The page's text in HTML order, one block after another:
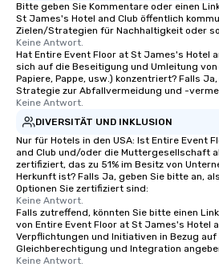
Bitte geben Sie Kommentare oder einen
St James's Hotel and Club öffentlich
Zielen/Strategien für Nachhaltigkeit oder
Keine Antwort.
Hat Entire Event Floor at St James's Hotel
sich auf die Beseitigung und Umleitung
Papiere, Pappe, usw.) konzentriert? Falls
Strategie zur Abfallvermeidung und -
Keine Antwort.
DIVERSITÄT UND INKLUSION
Nur für Hotels in den USA: Ist Entire Event
and Club und/oder die Muttergesellschaft
zertifiziert, das zu 51% im Besitz von
Herkunft ist? Falls Ja, geben Sie bitte an,
Optionen Sie zertifiziert sind:
Keine Antwort.
Falls zutreffend, könnten Sie bitte einen
von Entire Event Floor at St James's Hotel
Verpflichtungen und Initiativen in Bezug auf
Gleichberechtigung und Integration
Keine Antwort.